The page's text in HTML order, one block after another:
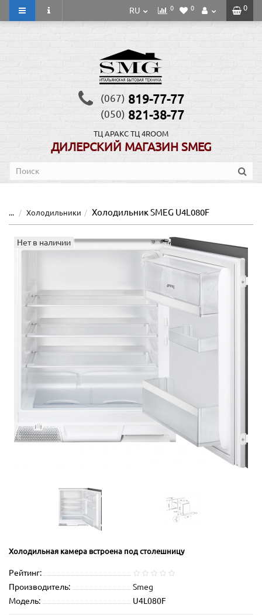
0
RU 0 0
(067) 819-77-77
(050) 821-38-77
ТЦ АРАКС ТЦ 4ROOM
ДИЛЕРСКИЙ МАГАЗИН SMEG
... Холодильники Холодильник SMEG U4L080F
Нет в наличии
Холодильная камера встроена под столешницу
Рейтинг:
Производитель:
Smeg
Модель:
U4L080F